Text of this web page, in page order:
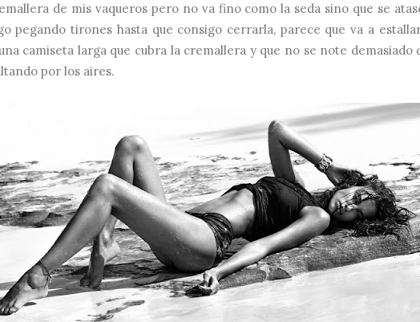
de mis vaqueros pero no va fino como la seda sino que se
pegando tirones hasta que consigo cerrarla, parece que va a
camiseta larga que cubra la cremallera y que no se note demasiado
por los aires.